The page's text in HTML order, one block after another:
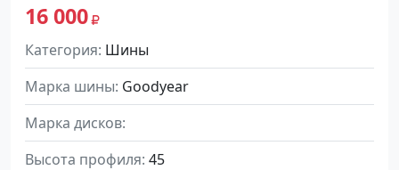
16 000
Категория Шины
Марка шины Goodyear
Марка дисков
Высота профиля 45